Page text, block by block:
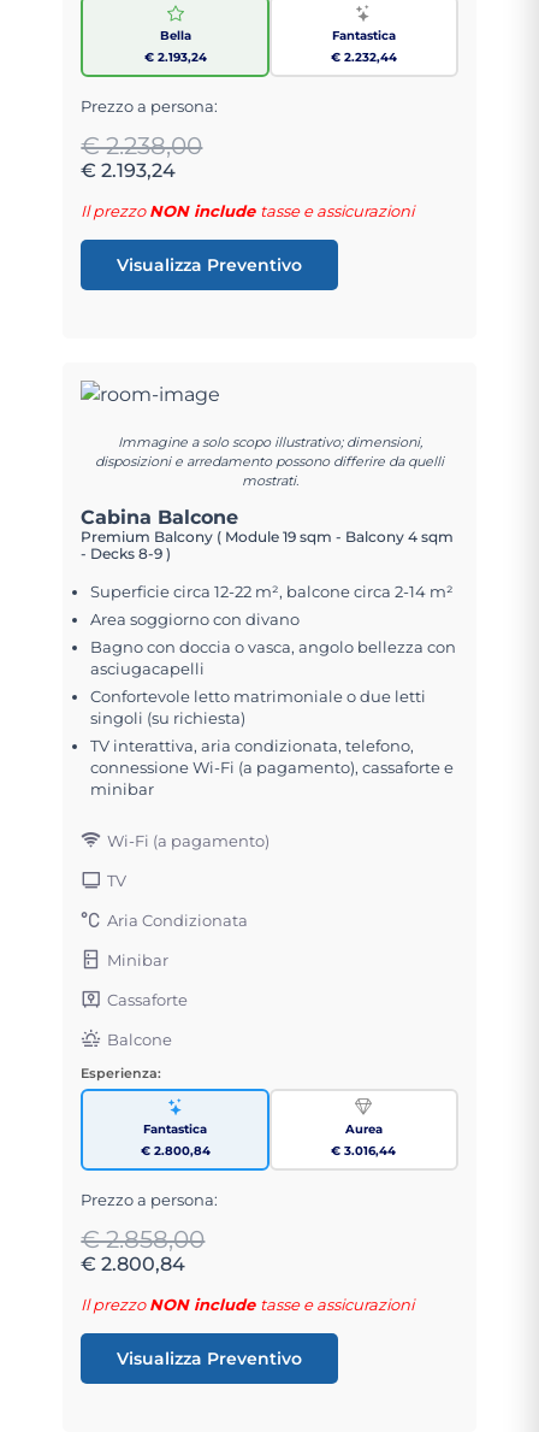
Bella
€ 2.193,24
Fantastica
€ 2.232,44
Prezzo a persona:
€ 2.238,00
€ 2.193,24
Il prezzoNON include tasse e assicurazioni
Visualizza Preventivo
Immagine a solo scopo illustrativo; dimensioni,
disposizioni e arredamento possono differire da quelli
mostrati.
Cabina Balcone
Premium Balcony ( Module 19 sqm - Balcony 4 sqm
- Decks 8-9 )
Superficie circa 12-22 m², balcone circa 2-14 m²
Area soggiorno con divano
Bagno con doccia o vasca, angolo bellezza con
asciugacapelli
Confortevole letto matrimoniale o due letti
singoli (su richiesta)
TV interattiva, aria condizionata, telefono,
connessione Wi-Fi (a pagamento), cassaforte e
minibar
Wi-Fi (a pagamento)
TV
Aria Condizionata
Minibar
Cassaforte
Balcone
Esperienza:
Fantastica
€ 2.800,84
Aurea
€ 3.016,44
Prezzo a persona:
€ 2.858,00
€ 2.800,84
Il prezzoNON include tasse e assicurazioni
Visualizza Preventivo